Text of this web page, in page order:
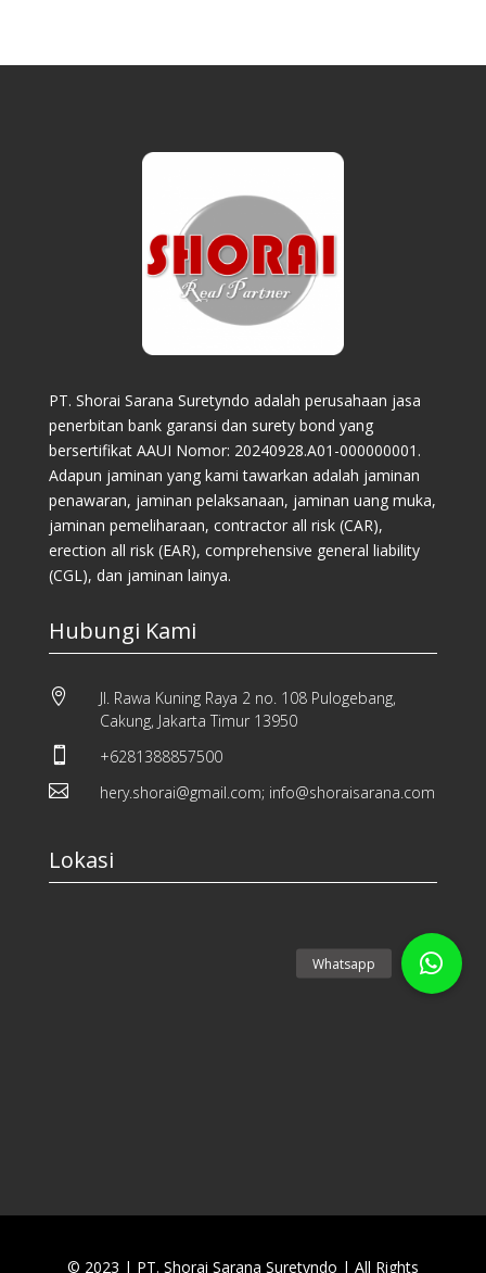
PT. Shorai Sarana Suretyndo adalah perusahaan jasa
penerbitan bank garansi dan surety bond yang
bersertifikat AAUI Nomor: 20240928.A01-000000001.
Adapun jaminan yang kami tawarkan adalah jaminan
penawaran, jaminan pelaksanaan, jaminan uang muka,
jaminan pemeliharaan, contractor all risk (CAR),
erection all risk (EAR), comprehensive general liability
(CGL), dan jaminan lainya.
Hubungi Kami

Jl. Rawa Kuning Raya 2 no. 108 Pulogebang,
Cakung, Jakarta Timur 13950
 +6281388857500
 hery.shorai@gmail.com; info@shoraisarana.com
Lokasi
© 2023 | PT. Shorai Sarana Suretyndo | All Rights